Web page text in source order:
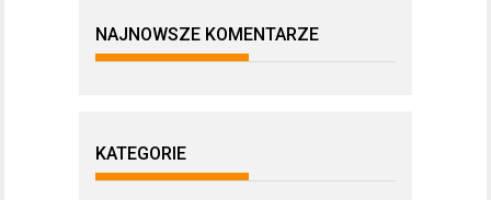
NAJNOWSZE KOMENTARZE
KATEGORIE